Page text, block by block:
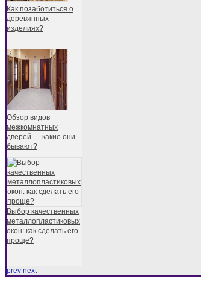
Как позаботиться о
деревянных
изделиях?
Обзор видов
межкомнатных
дверей — какие они
бывают?
Выбор качественных
металлопластиковых
окон: как сделать его
проще?
prev next